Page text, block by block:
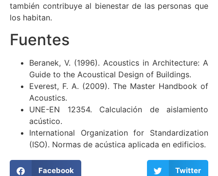
también contribuye al bienestar de las personas que
los habitan.
Fuentes
Beranek, V. (1996). Acoustics in Architecture: A
Guide to the Acoustical Design of Buildings.
Everest, F. A. (2009). The Master Handbook of
Acoustics.
UNE-EN 12354. Calculación de aislamiento
acústico.
International Organization for Standardization
(ISO). Normas de acústica aplicada en edificios.
Facebook Twitter